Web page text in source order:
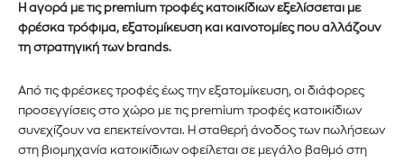
Η αγορά με τις premium τροφές κατοικίδιων εξελίσσεται με
φρέσκα τρόφιμα, εξατομίκευση και καινοτομίες που αλλάζουν
τη στρατηγική των brands.
Από τις φρέσκες τροφές έως την εξατομίκευση, οι διάφορες
προσεγγίσεις στο χώρο με τις premium τροφές κατοικίδιων
συνεχίζουν να επεκτείνονται. Η σταθερή άνοδος των πωλήσεων
στη βιομηχανία κατοικίδιων οφείλεται σε μεγάλο βαθμό στη